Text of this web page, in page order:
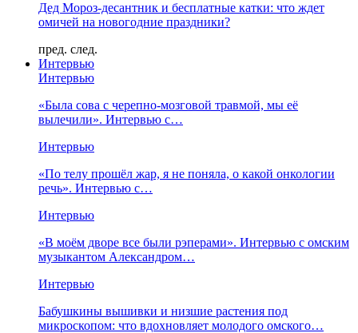
Дед Мороз-десантник и бесплатные катки: что ждет
омичей на новогодние праздники?
пред. след.
Интервью
Интервью
«Была сова с черепно-мозговой травмой, мы её
вылечили». Интервью с…
Интервью
«По телу прошёл жар, я не поняла, о какой онкологии
речь». Интервью с…
Интервью
«В моём дворе все были рэперами». Интервью с омским
музыкантом Александром…
Интервью
Бабушкины вышивки и низшие растения под
микроскопом: что вдохновляет молодого омского…